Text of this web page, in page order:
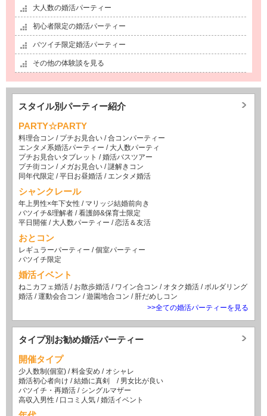
大人数の婚活パーティー
初心者限定の婚活パーティー
バツイチ限定婚活パーティー
その他の体験談を見る
スタイル別パーティー紹介
PARTY☆PARTY
料理合コン / プチお見合い /合コンパーティー
エンタメ系婚活パーティー / 大人数パーティ
プチお見合いタブレット /婚活バスツアー
プチ街コン / メガお見合い /謎解きコン
同年代限定 /平日お昼婚活 / エンタメ婚活
シャンクレール
年上男性×年下女性 / マリッジ結婚前向き
バツイチ&理解者 /看護師&保育士限定
平日開催 / 大人数パーティー /恋活＆友活
おとコン
レギュラーパーティー /個室パーティー
バツイチ限定
婚活イベント
ねこカフェ婚活 / お散歩婚活 / ワイン合コン / オタク婚活 / ボルダリング
婚活 /運動会合コン /遊園地合コン / 肝だめしコン
>>全ての婚活パーティーを見る
タイプ別お勧め婚活パーティー
開催タイプ
少人数制(個室) /料金安め / オシャレ
婚活初心者向け /結婚に真剣 / 男女比が良い
バツイチ・再婚活 / シングルマザー
高収入男性 / 口コミ人気 /婚活イベント